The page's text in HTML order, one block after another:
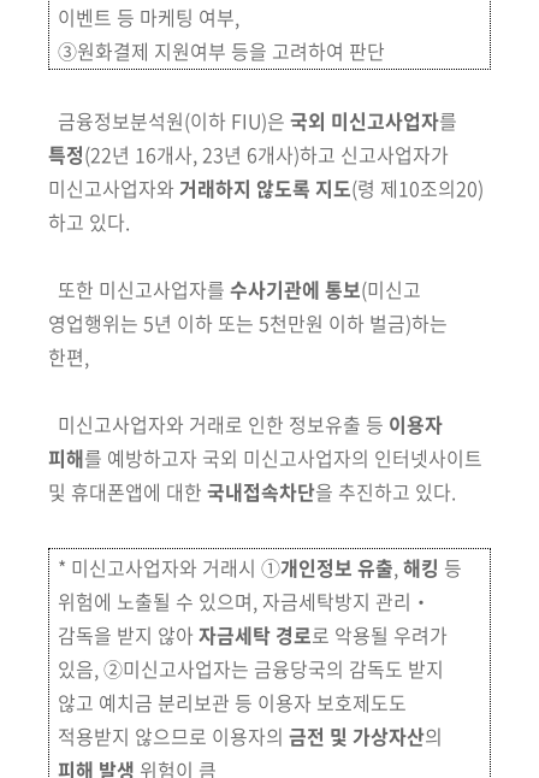
이벤트 등 마케팅 여부,
③원화결제 지원여부 등을 고려하여 판단
금융정보분석원(이하 FIU)은 국외 미신고사업자를
특정(22년 16개사, 23년 6개사)하고 신고사업자가
미신고사업자와 거래하지 않도록 지도(령 제10조의20)
하고 있다.
또한 미신고사업자를 수사기관에 통보(미신고
영업행위는 5년 이하 또는 5천만원 이하 벌금)하는
한편,
미신고사업자와 거래로 인한 정보유출 등 이용자
피해를 예방하고자 국외 미신고사업자의 인터넷사이트
및 휴대폰앱에 대한 국내접속차단을 추진하고 있다.
* 미신고사업자와 거래시 ①개인정보 유출,해킹 등
위험에 노출될 수 있으며, 자금세탁방지 관리‧
감독을 받지 않아 자금세탁 경로로 악용될 우려가
있음, ②미신고사업자는 금융당국의 감독도 받지
않고 예치금 분리보관 등 이용자 보호제도도
적용받지 않으므로 이용자의 금전 및 가상자산의
피해 발생 위험이 큼